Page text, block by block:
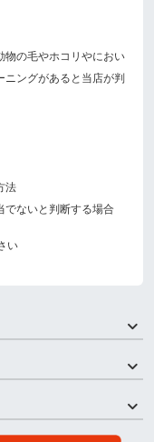
物の毛やホコリやにおい
ングがあると当店が判
法
でないと判断する場合
い